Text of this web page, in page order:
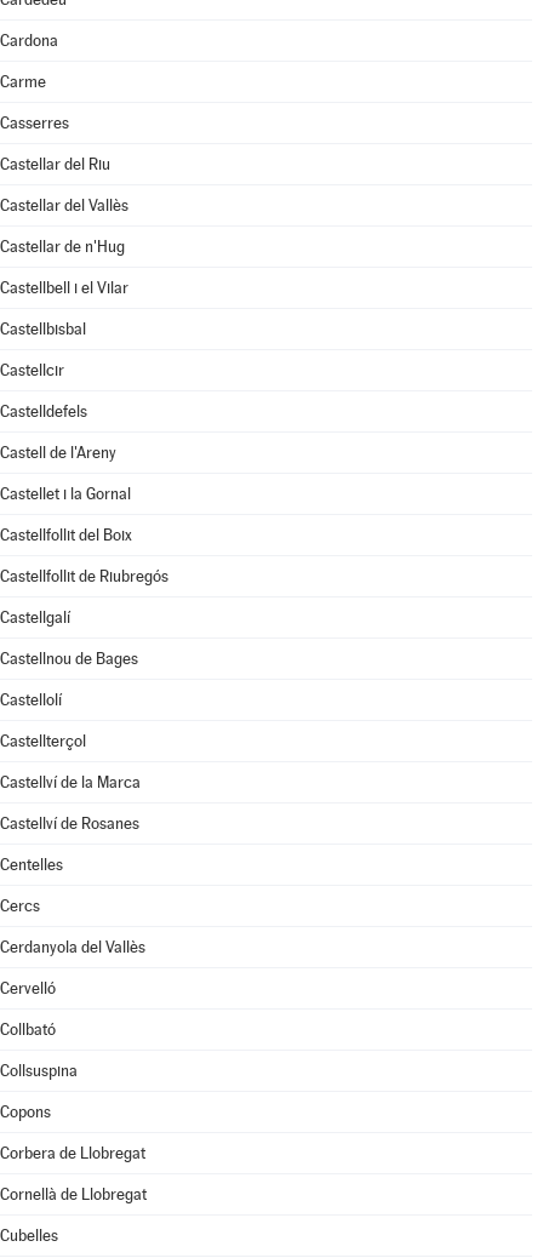
Cardona
Carme
Casserres
Castellar del Riu
Castellar del Vallès
Castellar de n'Hug
Castellbell i el Vilar
Castellbisbal
Castellcir
Castelldefels
Castell de l'Areny
Castellet i la Gornal
Castellfollit del Boix
Castellfollit de Riubregós
Castellgalí
Castellnou de Bages
Castellolí
Castellterçol
Castellví de la Marca
Castellví de Rosanes
Centelles
Cercs
Cerdanyola del Vallès
Cervelló
Collbató
Collsuspina
Copons
Corbera de Llobregat
Cornellà de Llobregat
Cubelles